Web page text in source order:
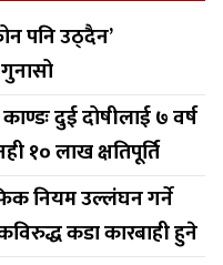
पनि उठ्दैन’
दुई दोषीलाई ७ वर्ष
१० लाख क्षतिपूर्ति
नियम उल्लंघन गर्ने
कडा कारबाही हुने